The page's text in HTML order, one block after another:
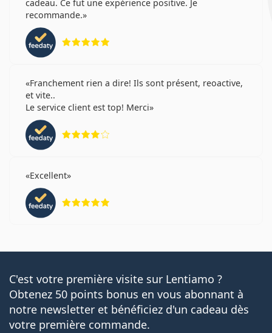
cadeau. Ce fut une expérience positive. Je
recommande.
Franchement rien a dire! Ils sont présent, reoactive,
et vite..
Le service client est top! Merci
Excellent
C'est votre première visite sur Lentiamo ?
Obtenez 50 points bonus en vous abonnant à
notre newsletter et bénéficiez d'un cadeau dès
votre première commande.